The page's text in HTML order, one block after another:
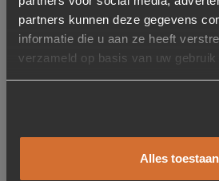
partners kunnen deze gegevens
informatie die u aan ze heeft
verzameld op basis van uw gebruik
Alles toestaan
Niet draaibaar
Armleuning